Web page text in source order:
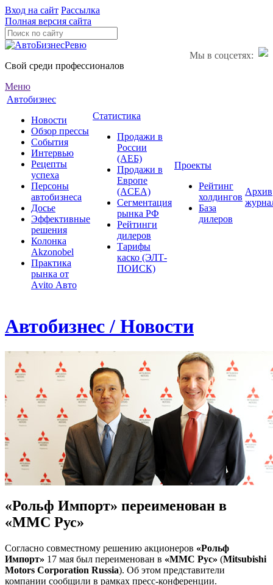
Вход на сайт Рассылка
Полная версия сайта
Мы в соцсетях:
Свой среди профессионалов
Меню
Автобизнес
Новости
Обзор прессы
События
Интервью
Рецепты
успеха
Персоны
автобизнеса
Досье
Эффективные
решения
Колонка
Akzonobel
Практика
рынка от
Аvito Авто
Статистика
Продажи в
России
(АЕБ)
Продажи в
Европе
(ACEA)
Сегментация
рынка РФ
Рейтинги
дилеров
Тарифы
каско (ЭЛТ-
ПОИСК)
Проекты
Рейтинг
холдингов
База
дилеров
Архив
Автобизнес / Новости
«Рольф Импорт» переименован в
«ММС Рус»
Согласно совместному решению акционеров «Рольф
Импорт» 17 мая был переименован в «ММС Рус» (Mitsubishi
Motors Corporation Russia). Об этом представители
компании сообщили в рамках пресс-конференции.